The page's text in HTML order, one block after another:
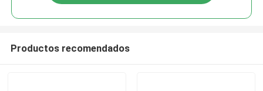
Productos recomendados